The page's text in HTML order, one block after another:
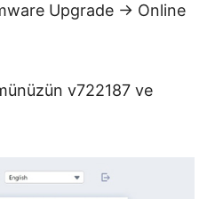
Upgrade → Online
v722187 ve